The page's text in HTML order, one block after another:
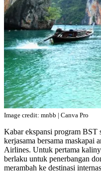
Image credit: mnbb | Canva Pro
Kabar ekspansi program BST
kerjasama bersama
Airlines. Untuk pertama
berlaku untuk penerbangan
merambah ke destinasi